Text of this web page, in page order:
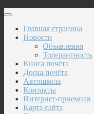
Главная страница
Новости
Объявления
Толерантность
Книга почёта
Доска почёта
Автошкола
Контакты
Интернет-приемная
Карта сайта